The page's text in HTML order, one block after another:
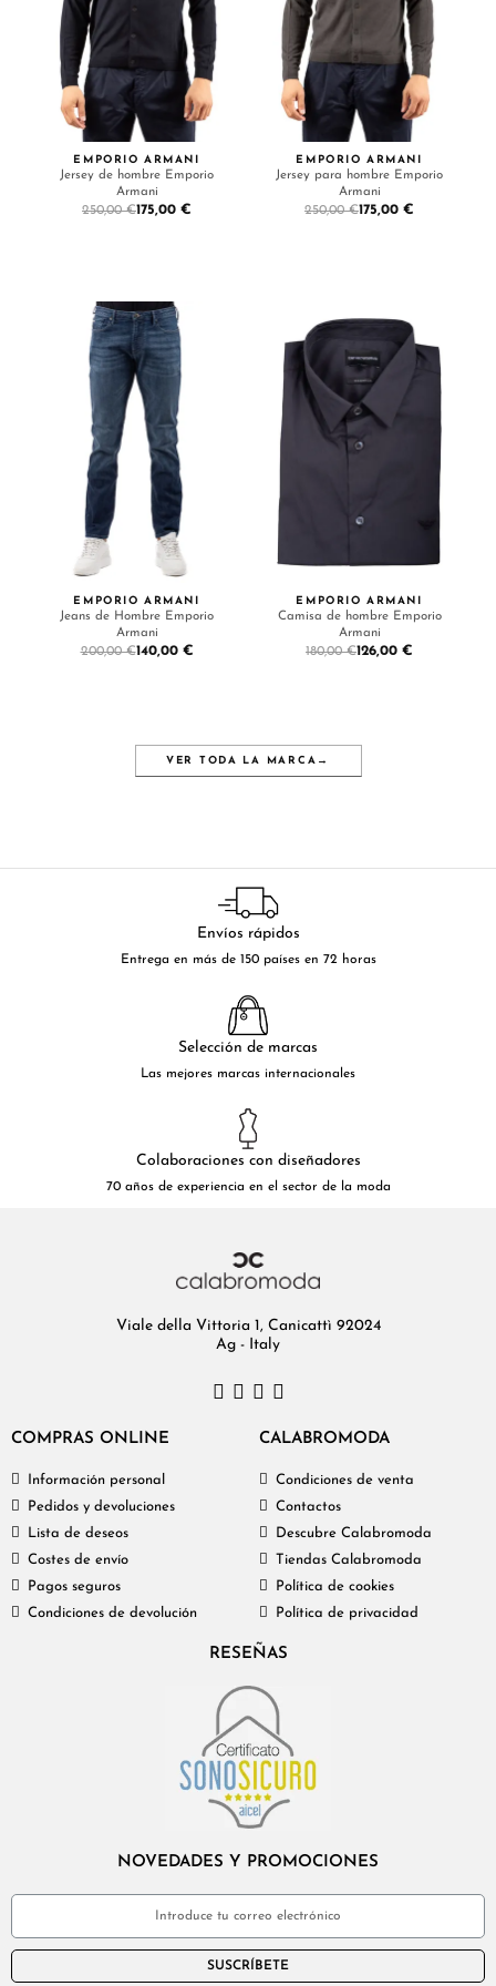
EMPORIO ARMANI
Jersey de hombre Emporio
Armani
250,00 €175,00 €
EMPORIO ARMANI
Jersey para hombre Emporio
Armani
250,00 €175,00 €
EMPORIO ARMANI
Jeans de Hombre Emporio
Armani
200,00 €140,00 €
EMPORIO ARMANI
Camisa de hombre Emporio
Armani
180,00 €126,00 €
VER TODA LA MARCA →
Envíos rápidos
Entrega en más de 150 países en 72 horas
Selección de marcas
Las mejores marcas internacionales
Colaboraciones con diseñadores
70 años de experiencia en el sector de la moda
Viale della Vittoria 1, Canicattì 92024
Ag - Italy
COMPRAS ONLINE
Información personal
Pedidos y devoluciones
Lista de deseos
Costes de envío
Pagos seguros
Condiciones de devolución
CALABROMODA
Condiciones de venta
Contactos
Descubre Calabromoda
Tiendas Calabromoda
Política de cookies
Política de privacidad
RESEÑAS
NOVEDADES Y PROMOCIONES
SUSCRÍBETE